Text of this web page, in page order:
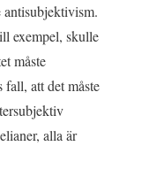
antisubjektivism.
exempel, skulle
måste
fall, att det måste
alla är